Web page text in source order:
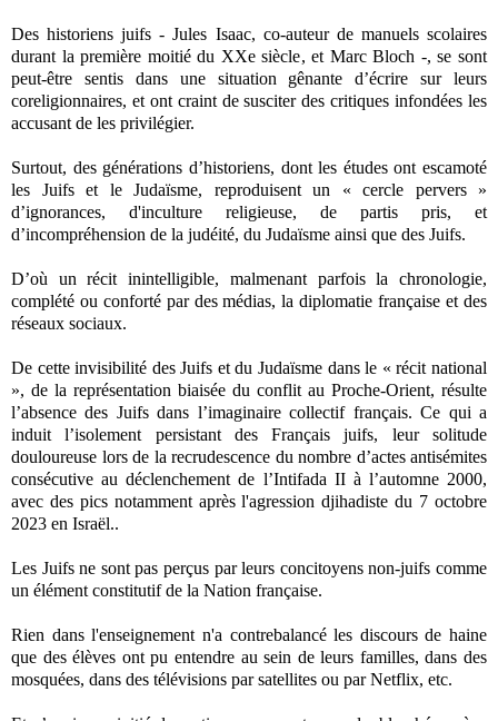
Des historiens juifs - Jules Isaac, co-auteur de manuels scolaires
durant la première moitié du XXe siècle, et Marc Bloch -, se sont
peut-être sentis dans une situation gênante d’écrire sur leurs
coreligionnaires, et ont craint de susciter des critiques infondées les
accusant de les privilégier.
Surtout, des générations d’historiens, dont les études ont escamoté
les Juifs et le Judaïsme, reproduisent un « cercle pervers »
d’ignorances, d'inculture religieuse, de partis pris, et
d’incompréhension de la judéité, du Judaïsme ainsi que des Juifs.
D’où un récit inintelligible, malmenant parfois la chronologie,
complété ou conforté par des médias, la diplomatie française et des
réseaux sociaux.
De cette invisibilité des Juifs et du Judaïsme dans le « récit national
», de la représentation biaisée du conflit au Proche-Orient, résulte
l’absence des Juifs dans l’imaginaire collectif français. Ce qui a
induit l’isolement persistant des Français juifs, leur solitude
douloureuse lors de la recrudescence du nombre d’actes antisémites
consécutive au déclenchement de l’Intifada II à l’automne 2000,
avec des pics notamment après l'agression djihadiste du 7 octobre
2023 en Israël..
Les Juifs ne sont pas perçus par leurs concitoyens non-juifs comme
un élément constitutif de la Nation française.
Rien dans l'enseignement n'a contrebalancé les discours de haine
que des élèves ont pu entendre au sein de leurs familles, dans des
mosquées, dans des télévisions par satellites ou par Netflix, etc.